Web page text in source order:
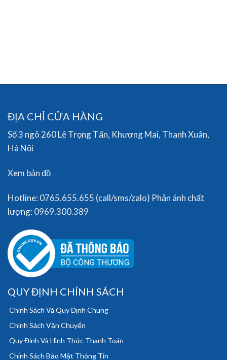
ĐỊA CHỈ CỬA HÀNG
Số 3 ngõ 260 Lê Trọng Tấn, Khương Mai, Thanh Xuân,
Hà Nội
Xem bản đồ
Hotline: 0765.655.655 (call/sms/zalo) Phản ánh chất
lượng: 0969.300.389
QUY ĐỊNH CHÍNH SÁCH
Chính Sách Và Quy Định Chung
Chính Sách Vận Chuyển
Quy Định Và Hình Thức Thanh Toán
Chính Sách Bảo Mật Thông Tin